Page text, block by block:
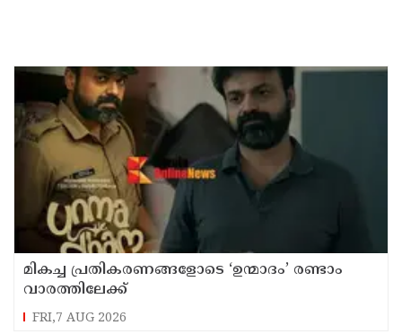
മികച്ച പ്രതികരണങ്ങളോടെ ‘ഉന്മാദം’ രണ്ടാം
വാരത്തിലേക്ക്
FRI,7 AUG 2026